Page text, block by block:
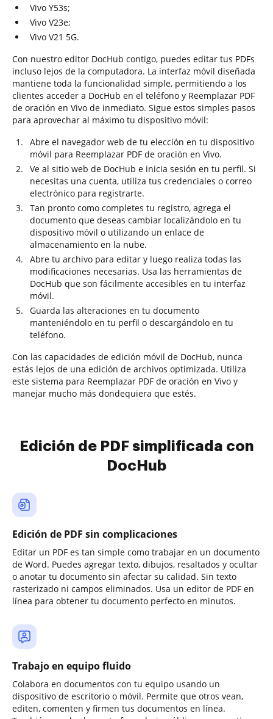
Vivo Y53s;
Vivo V23e;
Vivo V21 5G.
Con nuestro editor DocHub contigo, puedes editar tus PDFs
incluso lejos de la computadora. La interfaz móvil diseñada
mantiene toda la funcionalidad simple, permitiendo a los
clientes acceder a DocHub en el teléfono y Reemplazar PDF
de oración en Vivo de inmediato. Sigue estos simples pasos
para aprovechar al máximo tu dispositivo móvil:
Abre el navegador web de tu elección en tu dispositivo
móvil para Reemplazar PDF de oración en Vivo.
Ve al sitio web de DocHub e inicia sesión en tu perfil. Si
necesitas una cuenta, utiliza tus credenciales o correo
electrónico para registrarte.
Tan pronto como completes tu registro, agrega el
documento que deseas cambiar localizándolo en tu
dispositivo móvil o utilizando un enlace de
almacenamiento en la nube.
Abre tu archivo para editar y luego realiza todas las
modificaciones necesarias. Usa las herramientas de
DocHub que son fácilmente accesibles en tu interfaz
móvil.
Guarda las alteraciones en tu documento
manteniéndolo en tu perfil o descargándolo en tu
teléfono.
Con las capacidades de edición móvil de DocHub, nunca
estás lejos de una edición de archivos optimizada. Utiliza
este sistema para Reemplazar PDF de oración en Vivo y
manejar mucho más dondequiera que estés.
Edición de PDF simplificada con
DocHub
Edición de PDF sin complicaciones
Editar un PDF es tan simple como trabajar en un documento
de Word. Puedes agregar texto, dibujos, resaltados y ocultar
o anotar tu documento sin afectar su calidad. Sin texto
rasterizado ni campos eliminados. Usa un editor de PDF en
línea para obtener tu documento perfecto en minutos.
Trabajo en equipo fluido
Colabora en documentos con tu equipo usando un
dispositivo de escritorio o móvil. Permite que otros vean,
editen, comenten y firmen tus documentos en línea.